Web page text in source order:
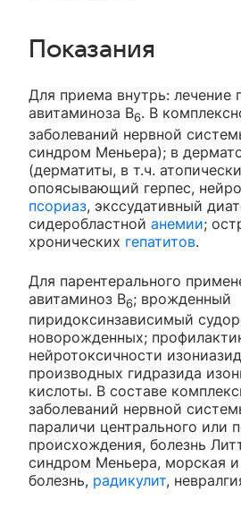
Показания
Для приема внутрь: лечение
авитаминоза B6. В
заболеваний нервной
синдром Меньера); в
(дерматиты, в т.ч.
опоясывающий герпес,
псориаз, экссудативный
сидеробластной анемии;
хронических гепатитов.
Для парентерального
авитаминоз B6; врожденный
пиридоксинзависимый
новорожденных;
нейротоксичности
производных гидразида
кислоты. В составе
заболеваний нервной
параличи центрального или
происхождения, болезнь
синдром Меньера, морская
болезнь, радикулит,